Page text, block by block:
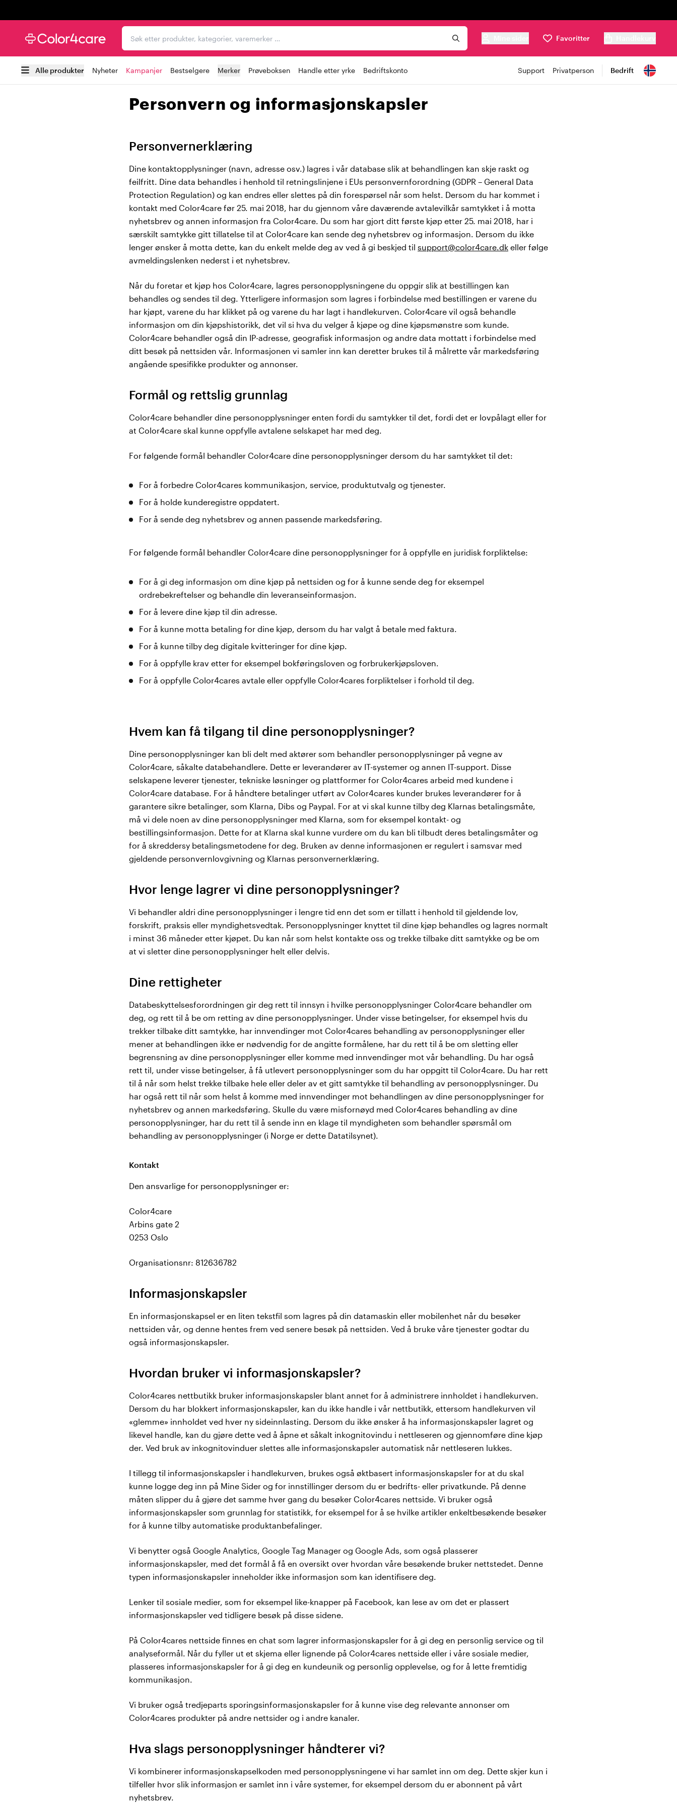
Søk etter produkter, kategorier, varemerker …
Favoritter
Alle produkter Nyheter Kampanjer Bestselgere Merker Prøveboksen Handle etter yrke Bedriftskonto Support Privatperson Bedrift
Personvern og informasjonskapsler
Personvernerklæring
Dine kontaktopplysninger (navn, adresse osv.) lagres i vår database slik at behandlingen kan skje raskt og
feilfritt. Dine data behandles i henhold til retningslinjene i EUs personvernforordning (GDPR – General Data
Protection Regulation) og kan endres eller slettes på din forespørsel når som helst. Dersom du har kommet i
kontakt med Color4care før 25. mai 2018, har du gjennom våre daværende avtalevilkår samtykket i å motta
nyhetsbrev og annen informasjon fra Color4care. Du som har gjort ditt første kjøp etter 25. mai 2018, har i
særskilt samtykke gitt tillatelse til at Color4care kan sende deg nyhetsbrev og informasjon. Dersom du ikke
lenger ønsker å motta dette, kan du enkelt melde deg av ved å gi beskjed til support@color4care.dk eller følge
avmeldingslenken nederst i et nyhetsbrev.
Når du foretar et kjøp hos Color4care, lagres personopplysningene du oppgir slik at bestillingen kan
behandles og sendes til deg. Ytterligere informasjon som lagres i forbindelse med bestillingen er varene du
har kjøpt, varene du har klikket på og varene du har lagt i handlekurven. Color4care vil også behandle
informasjon om din kjøpshistorikk, det vil si hva du velger å kjøpe og dine kjøpsmønstre som kunde.
Color4care behandler også din IP-adresse, geografisk informasjon og andre data mottatt i forbindelse med
ditt besøk på nettsiden vår. Informasjonen vi samler inn kan deretter brukes til å målrette vår markedsføring
angående spesifikke produkter og annonser.
Formål og rettslig grunnlag
Color4care behandler dine personopplysninger enten fordi du samtykker til det, fordi det er lovpålagt eller for
at Color4care skal kunne oppfylle avtalene selskapet har med deg.
For følgende formål behandler Color4care dine personopplysninger dersom du har samtykket til det:
For å forbedre Color4cares kommunikasjon, service, produktutvalg og tjenester.
For å holde kunderegistre oppdatert.
For å sende deg nyhetsbrev og annen passende markedsføring.
For følgende formål behandler Color4care dine personopplysninger for å oppfylle en juridisk forpliktelse:
For å gi deg informasjon om dine kjøp på nettsiden og for å kunne sende deg for eksempel
ordrebekreftelser og behandle din leveranseinformasjon.
For å levere dine kjøp til din adresse.
For å kunne motta betaling for dine kjøp, dersom du har valgt å betale med faktura.
For å kunne tilby deg digitale kvitteringer for dine kjøp.
For å oppfylle krav etter for eksempel bokføringsloven og forbrukerkjøpsloven.
For å oppfylle Color4cares avtale eller oppfylle Color4cares forpliktelser i forhold til deg.
Hvem kan få tilgang til dine personopplysninger?
Dine personopplysninger kan bli delt med aktører som behandler personopplysninger på vegne av
Color4care, såkalte databehandlere. Dette er leverandører av IT-systemer og annen IT-support. Disse
selskapene leverer tjenester, tekniske løsninger og plattformer for Color4cares arbeid med kundene i
Color4care database. For å håndtere betalinger utført av Color4cares kunder brukes leverandører for å
garantere sikre betalinger, som Klarna, Dibs og Paypal. For at vi skal kunne tilby deg Klarnas betalingsmåte,
må vi dele noen av dine personopplysninger med Klarna, som for eksempel kontakt- og
bestillingsinformasjon. Dette for at Klarna skal kunne vurdere om du kan bli tilbudt deres betalingsmåter og
for å skreddersy betalingsmetodene for deg. Bruken av denne informasjonen er regulert i samsvar med
gjeldende personvernlovgivning og Klarnas personvernerklæring.
Hvor lenge lagrer vi dine personopplysninger?
Vi behandler aldri dine personopplysninger i lengre tid enn det som er tillatt i henhold til gjeldende lov,
forskrift, praksis eller myndighetsvedtak. Personopplysninger knyttet til dine kjøp behandles og lagres normalt
i minst 36 måneder etter kjøpet. Du kan når som helst kontakte oss og trekke tilbake ditt samtykke og be om
at vi sletter dine personopplysninger helt eller delvis.
Dine rettigheter
Databeskyttelsesforordningen gir deg rett til innsyn i hvilke personopplysninger Color4care behandler om
deg, og rett til å be om retting av dine personopplysninger. Under visse betingelser, for eksempel hvis du
trekker tilbake ditt samtykke, har innvendinger mot Color4cares behandling av personopplysninger eller
mener at behandlingen ikke er nødvendig for de angitte formålene, har du rett til å be om sletting eller
begrensning av dine personopplysninger eller komme med innvendinger mot vår behandling. Du har også
rett til, under visse betingelser, å få utlevert personopplysninger som du har oppgitt til Color4care. Du har rett
til å når som helst trekke tilbake hele eller deler av et gitt samtykke til behandling av personopplysninger. Du
har også rett til når som helst å komme med innvendinger mot behandlingen av dine personopplysninger for
nyhetsbrev og annen markedsføring. Skulle du være misfornøyd med Color4cares behandling av dine
personopplysninger, har du rett til å sende inn en klage til myndigheten som behandler spørsmål om
behandling av personopplysninger (i Norge er dette Datatilsynet).
Kontakt
Den ansvarlige for personopplysninger er:
Color4care
Arbins gate 2
0253 Oslo
Organisationsnr: 812636782
Informasjonskapsler
En informasjonskapsel er en liten tekstfil som lagres på din datamaskin eller mobilenhet når du besøker
nettsiden vår, og denne hentes frem ved senere besøk på nettsiden. Ved å bruke våre tjenester godtar du
også informasjonskapsler.
Hvordan bruker vi informasjonskapsler?
Color4cares nettbutikk bruker informasjonskapsler blant annet for å administrere innholdet i handlekurven.
Dersom du har blokkert informasjonskapsler, kan du ikke handle i vår nettbutikk, ettersom handlekurven vil
«glemme» innholdet ved hver ny sideinnlasting. Dersom du ikke ønsker å ha informasjonskapsler lagret og
likevel handle, kan du gjøre dette ved å åpne et såkalt inkognitovindu i nettleseren og gjennomføre dine kjøp
der. Ved bruk av inkognitovinduer slettes alle informasjonskapsler automatisk når nettleseren lukkes.
I tillegg til informasjonskapsler i handlekurven, brukes også øktbasert informasjonskapsler for at du skal
kunne logge deg inn på Mine Sider og for innstillinger dersom du er bedrifts- eller privatkunde. På denne
måten slipper du å gjøre det samme hver gang du besøker Color4cares nettside. Vi bruker også
informasjonskapsler som grunnlag for statistikk, for eksempel for å se hvilke artikler enkeltbesøkende besøker
for å kunne tilby automatiske produktanbefalinger.
Vi benytter også Google Analytics, Google Tag Manager og Google Ads, som også plasserer
informasjonskapsler, med det formål å få en oversikt over hvordan våre besøkende bruker nettstedet. Denne
typen informasjonskapsler inneholder ikke informasjon som kan identifisere deg.
Lenker til sosiale medier, som for eksempel like-knapper på Facebook, kan lese av om det er plassert
informasjonskapsler ved tidligere besøk på disse sidene.
På Color4cares nettside finnes en chat som lagrer informasjonskapsler for å gi deg en personlig service og til
analyseformål. Når du fyller ut et skjema eller lignende på Color4cares nettside eller i våre sosiale medier,
plasseres informasjonskapsler for å gi deg en kundeunik og personlig opplevelse, og for å lette fremtidig
kommunikasjon.
Vi bruker også tredjeparts sporingsinformasjonskapsler for å kunne vise deg relevante annonser om
Color4cares produkter på andre nettsider og i andre kanaler.
Hva slags personopplysninger håndterer vi?
Vi kombinerer informasjonskapselkoden med personopplysningene vi har samlet inn om deg. Dette skjer kun i
tilfeller hvor slik informasjon er samlet inn i våre systemer, for eksempel dersom du er abonnent på vårt
nyhetsbrev.